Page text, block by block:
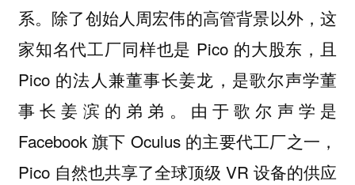
系。除了创始人周宏伟的高管背景以外，这
家知名代工厂同样也是 Pico 的大股东，且
Pico 的法人兼董事长姜龙，是歌尔声学董
事长姜滨的弟弟。由于歌尔声学是
Facebook 旗下 Oculus 的主要代工厂之一，
Pico 自然也共享了全球顶级 VR 设备的供应